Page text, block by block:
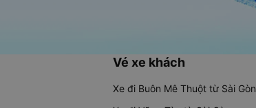
Vé xe khách
Xe đi Buôn Mê Thuột từ Sài Gòn